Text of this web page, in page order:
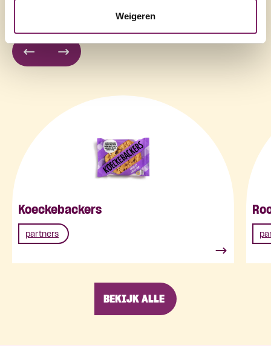
Weigeren
netwerkleden
Koeckebackers
partners
BEKIJK ALLE